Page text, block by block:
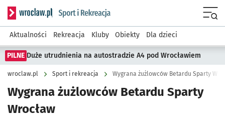
Serwis informacyjny wroclaw.pl podserwis: Sport i rekreacja
Aktualności Rekreacja Kluby Obiekty Dla dzieci
PILNE Duże utrudnienia na autostradzie A4 pod Wrocławiem
wroclaw.pl Sport i rekreacja Wygrana żużlowców Betardu Sparty
Wygrana żużlowców Betardu Sparty
Wrocław